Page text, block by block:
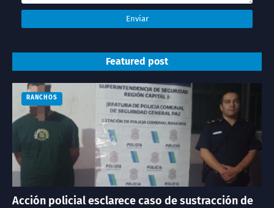
Featured post
RANCHOS
Acción policial esclarece caso de sustracción de